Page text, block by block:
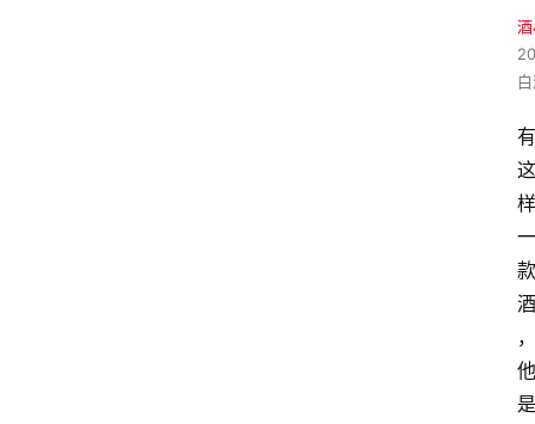
有
这
样
一
款
酒
，
他
是